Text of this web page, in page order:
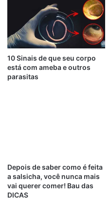
10 Sinais de que seu corpo
está com ameba e outros
parasitas
Depois de saber como é feita
a salsicha, você nunca mais
vai querer comer! Bau das
DICAS